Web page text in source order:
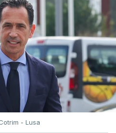
- Lusa